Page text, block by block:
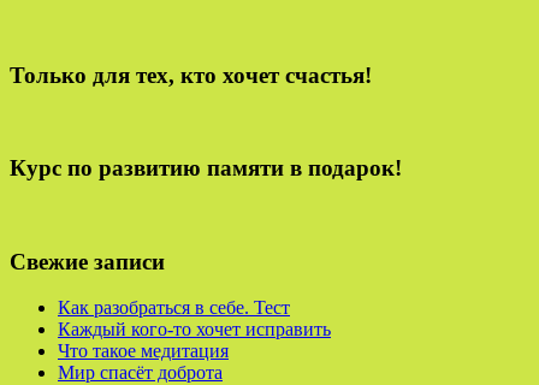
Только для тех, кто хочет счастья!
Курс по развитию памяти в подарок!
Свежие записи
Как разобраться в себе. Тест
Каждый кого-то хочет исправить
Что такое медитация
Мир спасёт доброта